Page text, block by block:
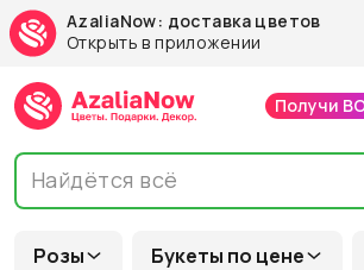
AzaliaNow: доставка цветов
Открыть в приложении
Розы Букеты по цене
Получи